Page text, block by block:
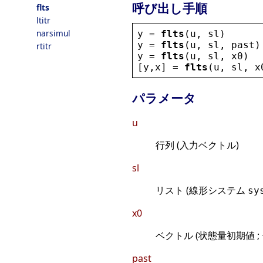
flts
ltitr
narsimul
rtitr
呼び出し手順
y = flts ( u , sl )
y = flts ( u , sl , past )
y = flts ( u , sl , x0 )
[ y , x] = flts ( u , sl ,
パラメータ
u
行列 (入力ベクトル)
sl
リスト (線形システム
x0
ベクトル (状態量初期値
past